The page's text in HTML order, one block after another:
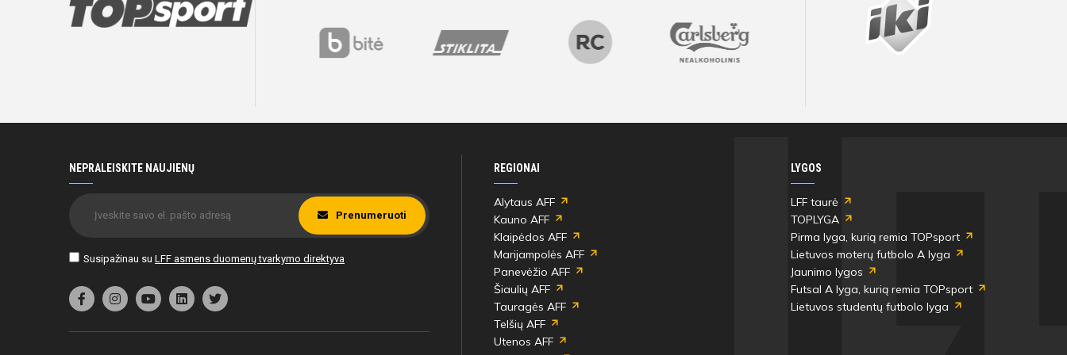
NEPRALEISKITE NAUJIENŲ
Susipažinau su LFF asmens duomenų tvarkymo direktyva
Prenumeruoti
REGIONAI
Alytaus AFF
Kauno AFF
Klaipėdos AFF
Marijampolės AFF
Panevėžio AFF
Šiaulių AFF
Tauragės AFF
Telšių AFF
Utenos AFF
LYGOS
LFF taurė
TOPLYGA
Pirma lyga, kurią remia TOPsport
Lietuvos moterų futbolo A lyga
Jaunimo lygos
Futsal A lyga, kurią remia TOPsport
Lietuvos studentų futbolo lyga